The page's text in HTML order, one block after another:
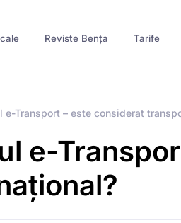
Reviste Bența Tarife
e-Transport – este considerat
e-